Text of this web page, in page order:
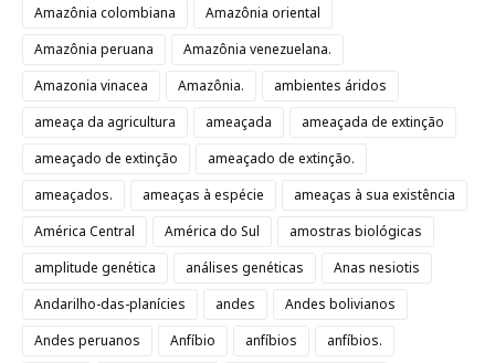
Amazônia colombiana
Amazônia oriental
Amazônia peruana
Amazônia venezuelana.
Amazonia vinacea
Amazônia.
ambientes áridos
ameaça da agricultura
ameaçada
ameaçada de extinção
ameaçado de extinção
ameaçado de extinção.
ameaçados.
ameaças à espécie
ameaças à sua existência
América Central
América do Sul
amostras biológicas
amplitude genética
análises genéticas
Anas nesiotis
Andarilho-das-planícies
andes
Andes bolivianos
Andes peruanos
Anfíbio anfíbios
anfíbios.